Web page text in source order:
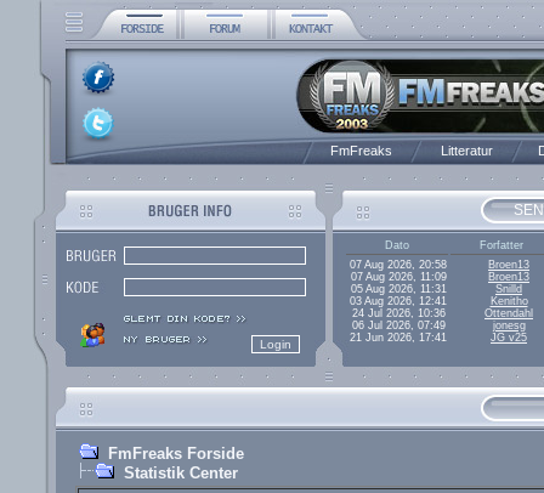
FmFreaks Litteratur
Dato
Forfatter
07 Aug 2026, 20:58
Broen13
07 Aug 2026, 11:09
Broen13
05 Aug 2026, 11:31
Snilld
03 Aug 2026, 12:41
Kenitho
24 Jul 2026, 10:36
Ottendahl
06 Jul 2026, 07:49
jonesg
21 Jun 2026, 17:41
JG v25
FmFreaks Forside
Statistik Center